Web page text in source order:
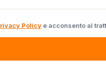
Policy e acconsento al